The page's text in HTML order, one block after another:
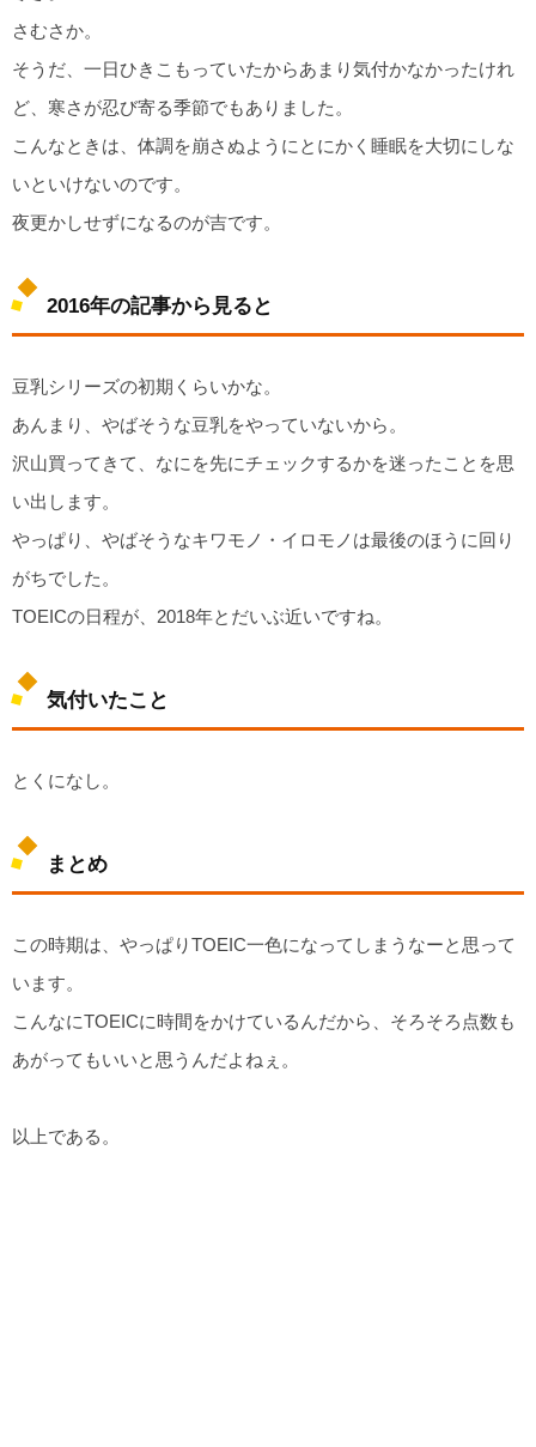
さむさか。
そうだ、一日ひきこもっていたからあまり気付かなかったけれ
ど、寒さが忍び寄る季節でもありました。
こんなときは、体調を崩さぬようにとにかく睡眠を大切にしな
いといけないのです。
夜更かしせずになるのが吉です。
2016年の記事から見ると
豆乳シリーズの初期くらいかな。
あんまり、やばそうな豆乳をやっていないから。
沢山買ってきて、なにを先にチェックするかを迷ったことを思
い出します。
やっぱり、やばそうなキワモノ・イロモノは最後のほうに回り
がちでした。
TOEICの日程が、2018年とだいぶ近いですね。
気付いたこと
とくになし。
まとめ
この時期は、やっぱりTOEIC一色になってしまうなーと思って
います。
こんなにTOEICに時間をかけているんだから、そろそろ点数も
あがってもいいと思うんだよねぇ。
以上である。